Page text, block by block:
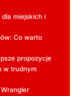
​miejskich i​
Co warto‌
‍propozycje
‌w trudnym